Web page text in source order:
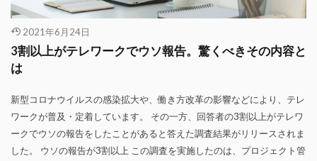
2021年6月24日
3割以上がテレワークでウソ報告。驚くべきその内容と
は
新型コロナウイルスの感染拡大や、働き方改革の影響などにより、テレ
ワークが普及・定着しています。 その一方、回答者の3割以上がテレワ
ークでウソの報告をしたことがあると答えた調査結果がリリースされま
した。 ウソの報告が3割以上 この調査を実施したのは、プロジェクト管